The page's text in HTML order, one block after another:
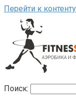
Перейти к контенту
Поиск: